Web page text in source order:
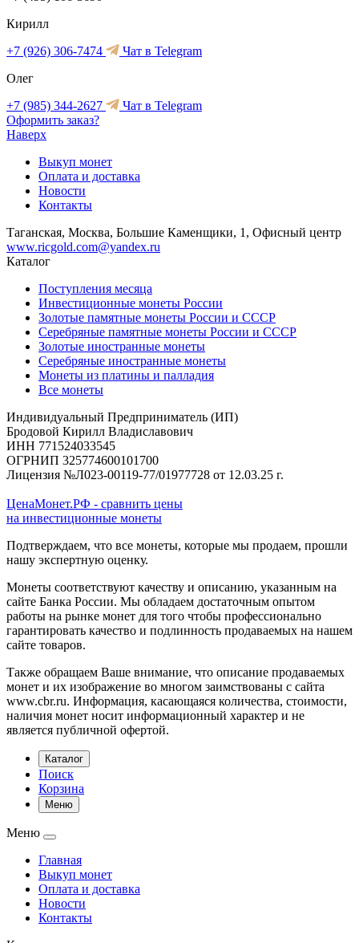
Кирилл
+7 (926) 306-7474
Чат в Telegram
Олег
+7 (985) 344-2627
Чат в Telegram
Оформить заказ?
Наверх
Выкуп монет
Оплата и доставка
Новости
Контакты
Таганская, Москва, Большие Каменщики, 1, Офисный центр
www.ricgold.com@yandex.ru
Каталог
Поступления месяца
Инвестиционные монеты России
Золотые памятные монеты России и СССР
Серебряные памятные монеты России и СССР
Золотые иностранные монеты
Серебряные иностранные монеты
Монеты из платины и палладия
Все монеты
Индивидуальный Предприниматель (ИП)
Бродовой Кирилл Владиславович
ИНН 771524033545
ОГРНИП 325774600101700
Лицензия №Л023-00119-77/01977728 от 12.03.25 г.
ЦенаМонет.РФ - сравнить цены
на инвестиционные монеты
Подтверждаем, что все монеты, которые мы продаем, прошли
нашу экспертную оценку.
Монеты соответствуют качеству и описанию, указанным на
сайте Банка России. Мы обладаем достаточным опытом
работы на рынке монет для того чтобы профессионально
гарантировать качество и подлинность продаваемых на нашем
сайте товаров.
Также обращаем Ваше внимание, что описание продаваемых
монет и их изображение во многом заимствованы с сайта
www.cbr.ru. Информация, касающаяся количества, стоимости,
наличия монет носит информационный характер и не
является публичной офертой.
Каталог
Поиск
Корзина
Меню
Меню
Главная
Выкуп монет
Оплата и доставка
Новости
Контакты